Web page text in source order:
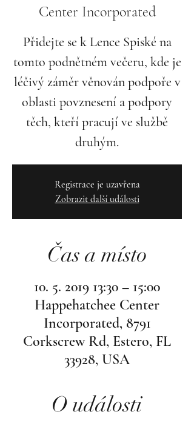
Center Incorporated
Přidejte se k Lence Spiské na
tomto podnětném večeru, kde je
léčivý záměr věnován podpoře v
oblasti povznesení a podpory
těch, kteří pracují ve službě
druhým.
Registrace je uzavřena
Zobrazit další události
Čas a místo
10. 5. 2019 13:30 – 15:00
Happehatchee Center
Incorporated, 8791
Corkscrew Rd, Estero, FL
33928, USA
O události